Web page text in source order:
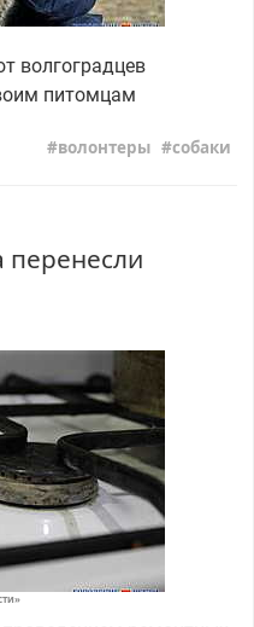
волгоградцев
питомцам
волонтеры собаки
перенесли